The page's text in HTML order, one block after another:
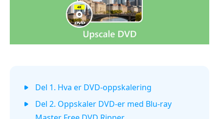
Del 1. Hva er DVD-oppskalering
Del 2. Oppskaler DVD-er med Blu-ray